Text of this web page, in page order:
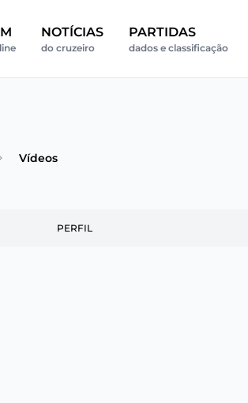
NOTÍCIAS
do cruzeiro
PARTIDAS
dados e classificação
Vídeos
PERFIL